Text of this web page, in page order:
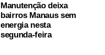
Manutenção deixa
bairros Manaus sem
energia nesta
segunda-feira